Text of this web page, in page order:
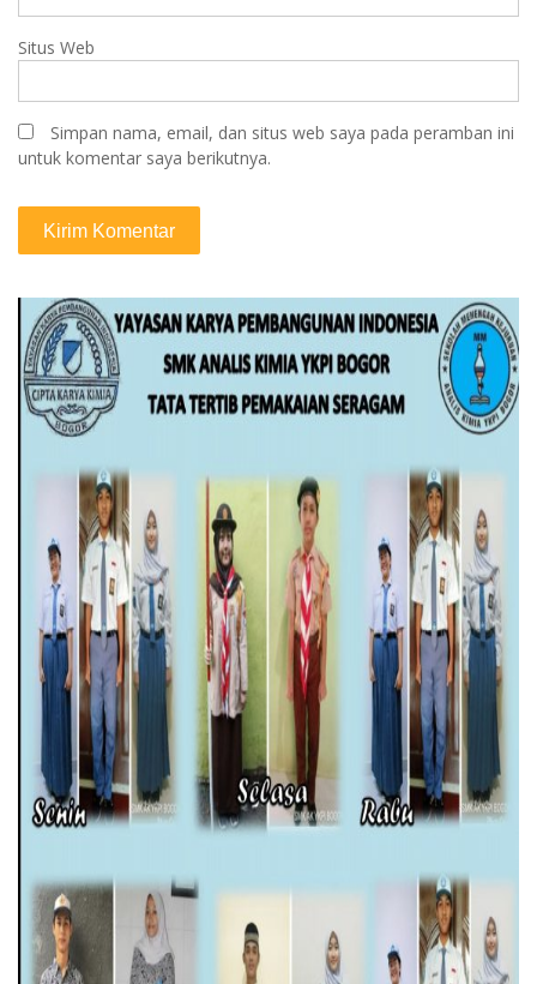
Situs Web
Simpan nama, email, dan situs web saya pada peramban ini
untuk komentar saya berikutnya.